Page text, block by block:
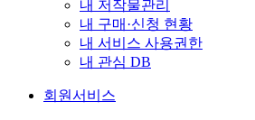
내 저작물관리
내 구매·신청 현황
내 서비스 사용권한
내 관심 DB
회원서비스